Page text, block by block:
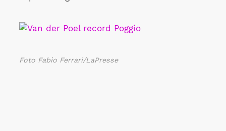
Foto Fabio Ferrari/LaPresse